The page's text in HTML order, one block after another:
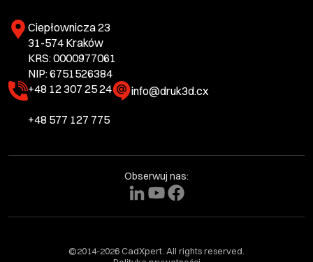
Ciepłownicza 23
31-574 Kraków
KRS: 0000977061
NIP: 6751526384
+48 12 307 25 24
+48 577 127 775
info@druk3d.cx
Obserwuj nas:
©2014-2026 CadXpert. All rights reserved.